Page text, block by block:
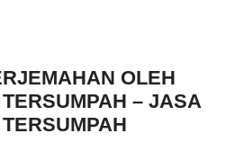
OLEH
– JASA